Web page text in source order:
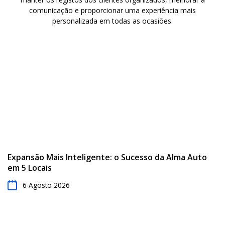
comunicação e proporcionar uma experiência mais
personalizada em todas as ocasiões.
Expansão Mais Inteligente: o Sucesso da Alma Auto
em 5 Locais
6 Agosto 2026